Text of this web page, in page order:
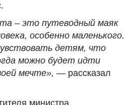
– это путеводный маяк
особенно маленького.
детям, что
можно будет идти
мечте», — рассказал
министра